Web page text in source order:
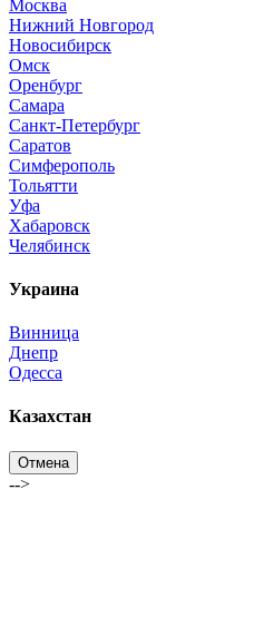
Москва
Нижний Новгород
Новосибирск
Омск
Оренбург
Самара
Санкт-Петербург
Саратов
Симферополь
Тольятти
Уфа
Хабаровск
Челябинск
Украина
Винница
Днепр
Одесса
Казахстан
Отмена
-->